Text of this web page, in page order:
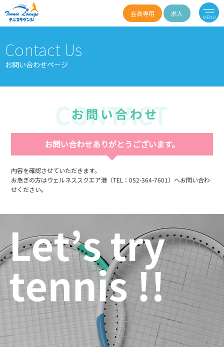
会員専用 求人
Contact Us
お問い合わせページ
お問い合わせありがとうございます。
内容を確認させていただきます。
お急ぎの方はウェルネススクエア港（TEL：052-364-7601）へお問い合わ
せください。